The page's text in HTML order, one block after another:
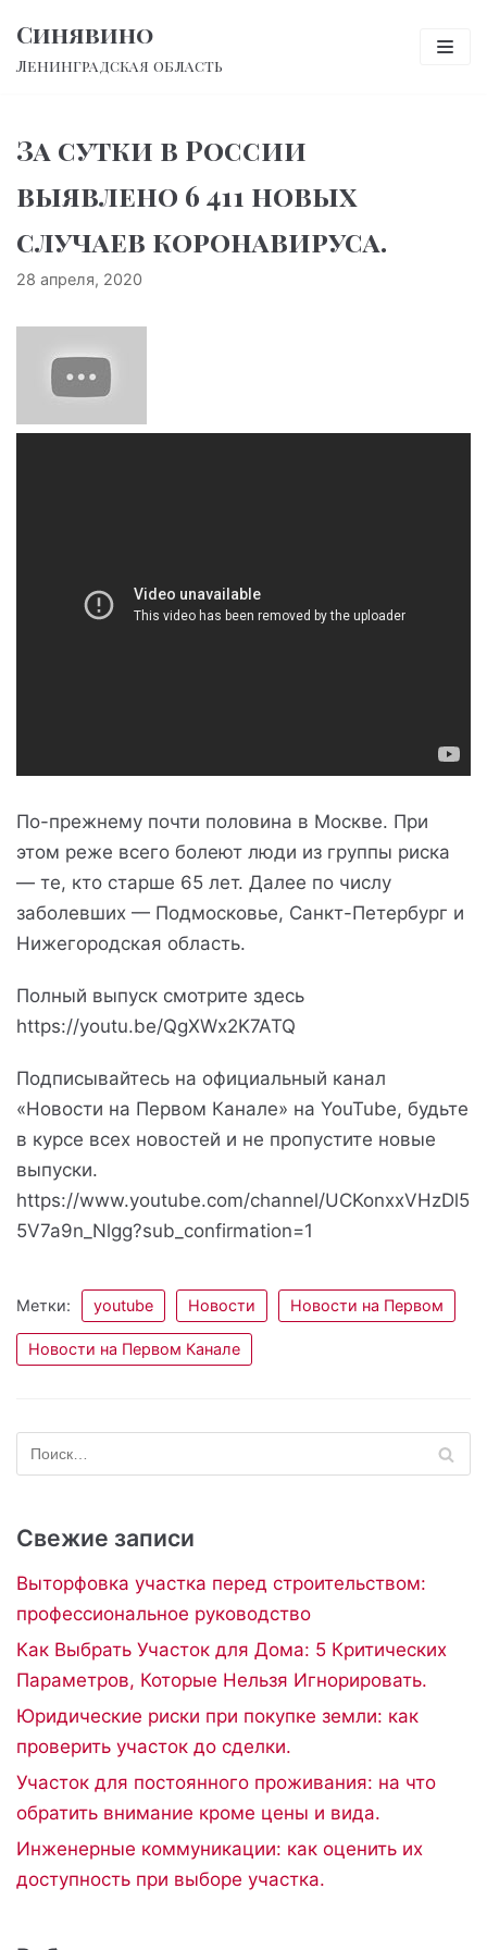
Перейти
к
Синявино
Ленинградская область
За сутки в России
выявлено 6 411 новых
случаев коронавируса.
28 апреля, 2020
По-прежнему почти половина в Москве. При
этом реже всего болеют люди из группы риска
— те, кто старше 65 лет. Далее по числу
заболевших — Подмосковье, Санкт-Петербург и
Нижегородская область.
Полный выпуск смотрите здесь
https://youtu.be/QgXWx2K7ATQ
Подписывайтесь на официальный канал
«Новости на Первом Канале» на YouTube, будьте
в курсе всех новостей и не пропустите новые
выпуски.
https://www.youtube.com/channel/UCKonxxVHzDl5
5V7a9n_Nlgg?sub_confirmation=1
Метки: youtube Новости Новости на Первом
Новости на Первом Канале
Свежие записи
Выторфовка участка перед строительством:
профессиональное руководство
Как Выбрать Участок для Дома: 5 Критических
Параметров, Которые Нельзя Игнорировать.
Юридические риски при покупке земли: как
проверить участок до сделки.
Участок для постоянного проживания: на что
обратить внимание кроме цены и вида.
Инженерные коммуникации: как оценить их
доступность при выборе участка.